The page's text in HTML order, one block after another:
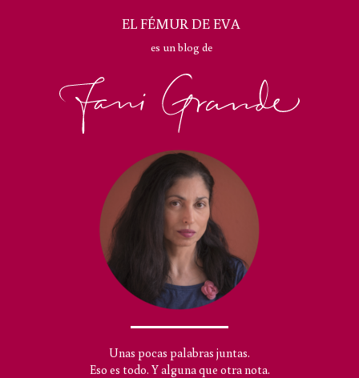
EL FÉMUR DE EVA
es un blog de
Unas pocas palabras juntas.
Eso es todo. Y alguna que otra nota.